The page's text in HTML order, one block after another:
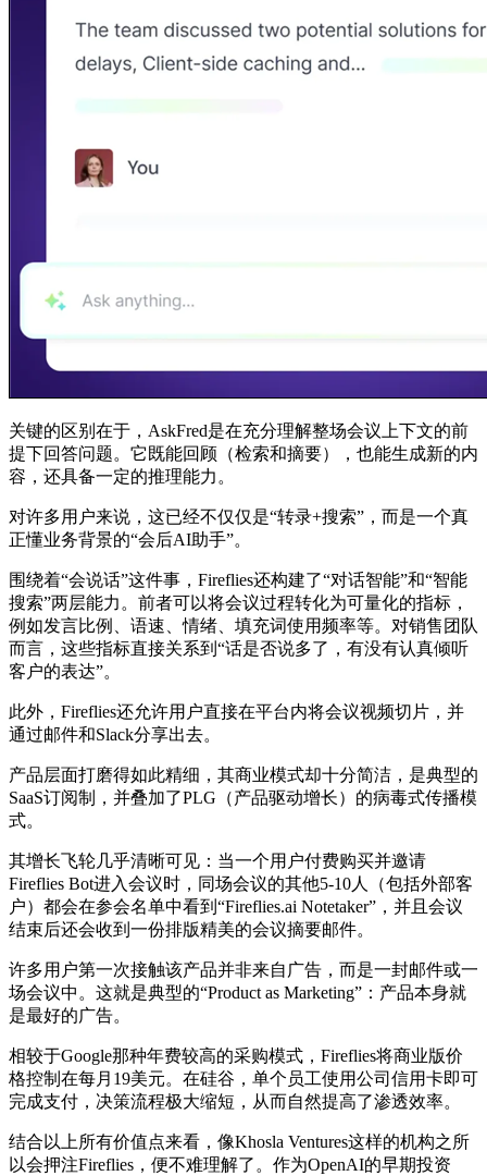
关键的区别在于，AskFred是在充分理解整场会议上下文的前
提下回答问题。它既能回顾（检索和摘要），也能生成新的内
容，还具备一定的推理能力。
对许多用户来说，这已经不仅仅是“转录+搜索”，而是一个真
正懂业务背景的“会后AI助手”。
围绕着“会说话”这件事，Fireflies还构建了“对话智能”和“智能
搜索”两层能力。前者可以将会议过程转化为可量化的指标，
例如发言比例、语速、情绪、填充词使用频率等。对销售团队
而言，这些指标直接关系到“话是否说多了，有没有认真倾听
客户的表达”。
此外，Fireflies还允许用户直接在平台内将会议视频切片，并
通过邮件和Slack分享出去。
产品层面打磨得如此精细，其商业模式却十分简洁，是典型的
SaaS订阅制，并叠加了PLG（产品驱动增长）的病毒式传播模
式。
其增长飞轮几乎清晰可见：当一个用户付费购买并邀请
Fireflies Bot进入会议时，同场会议的其他5-10人（包括外部客
户）都会在参会名单中看到“Fireflies.ai Notetaker”，并且会议
结束后还会收到一份排版精美的会议摘要邮件。
许多用户第一次接触该产品并非来自广告，而是一封邮件或一
场会议中。这就是典型的“Product as Marketing”：产品本身就
是最好的广告。
相较于Google那种年费较高的采购模式，Fireflies将商业版价
格控制在每月19美元。在硅谷，单个员工使用公司信用卡即可
完成支付，决策流程极大缩短，从而自然提高了渗透效率。
结合以上所有价值点来看，像Khosla Ventures这样的机构之所
以会押注Fireflies，便不难理解了。作为OpenAI的早期投资